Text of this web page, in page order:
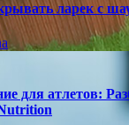
ларек с
для атлетов: